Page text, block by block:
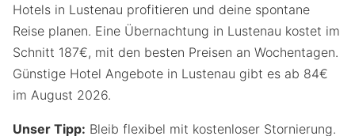
Hotels in Lustenau profitieren und deine spontane
Reise planen. Eine Übernachtung in Lustenau kostet im
Schnitt 187€, mit den besten Preisen an Wochentagen.
Günstige Hotel Angebote in Lustenau gibt es ab 84€
im August 2026.
Unser Tipp: Bleib flexibel mit kostenloser Stornierung.